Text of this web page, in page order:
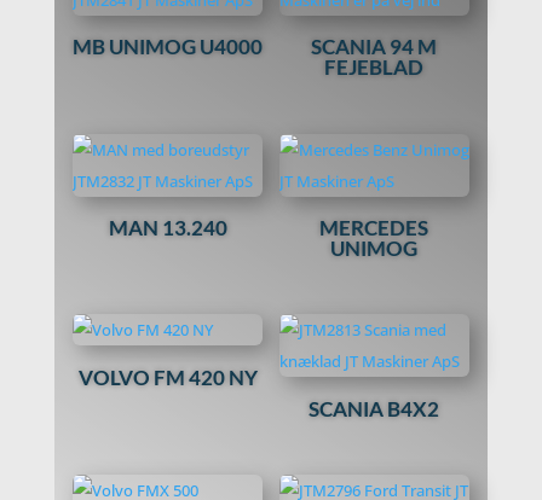
MB UNIMOG U4000
SCANIA 94 M
FEJEBLAD
MAN 13.240
MERCEDES
UNIMOG
VOLVO FM 420 NY
SCANIA B4X2